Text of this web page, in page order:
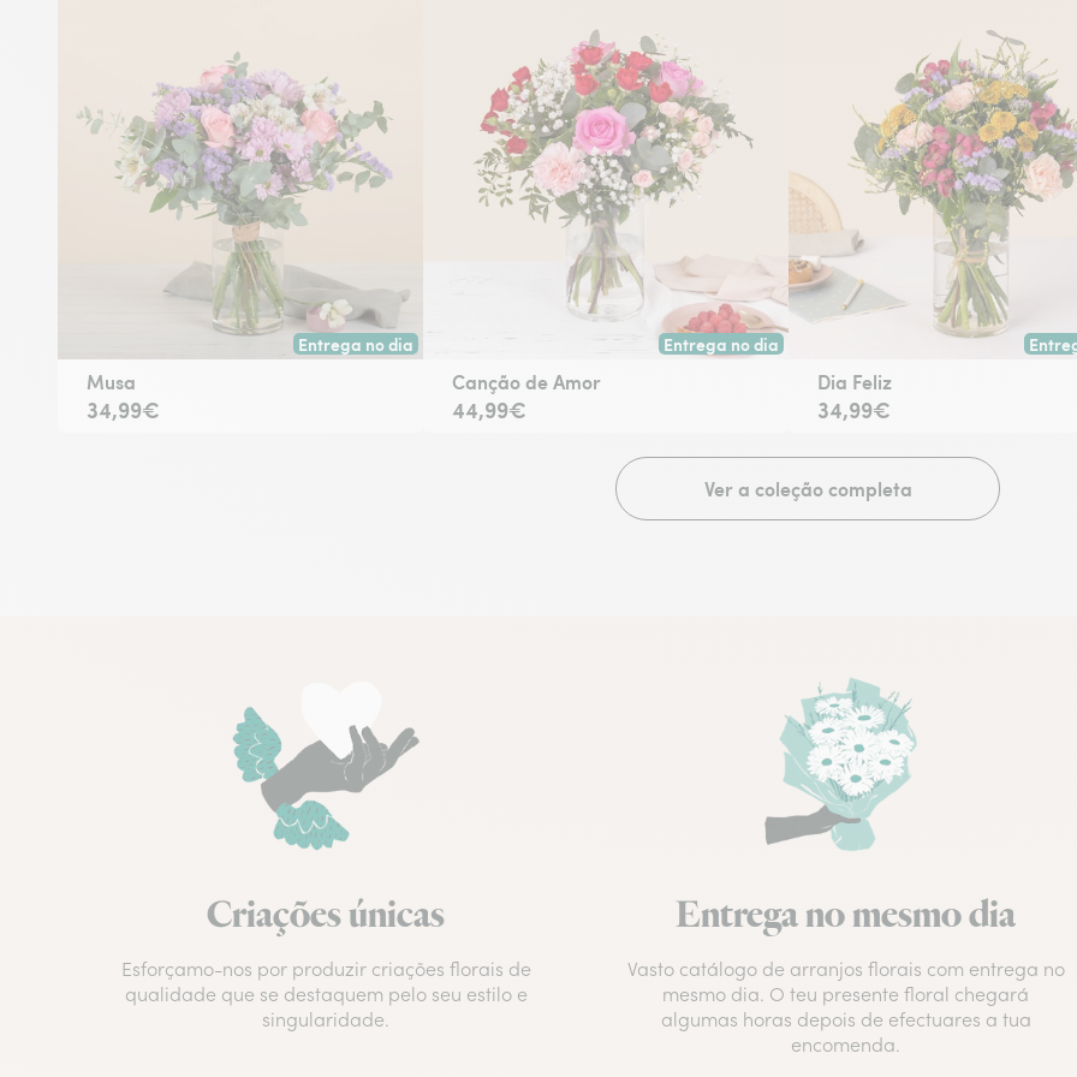
Entrega no dia
Entrega hoje ou na data à tua escolha.
Musa
34,99€
Entrega no dia
Entrega hoje ou na data à tua escolha.
Canção de Amor
44,99€
Dia Feliz
34,99€
Ver a coleção completa
Criações únicas
Esforçamo-nos por produzir criações florais de
qualidade que se destaquem pelo seu estilo e
singularidade.
Entrega no mesmo dia
Vasto catálogo de arranjos florais com entrega no
mesmo dia. O teu presente floral chegará
algumas horas depois de efectuares a tua
encomenda.